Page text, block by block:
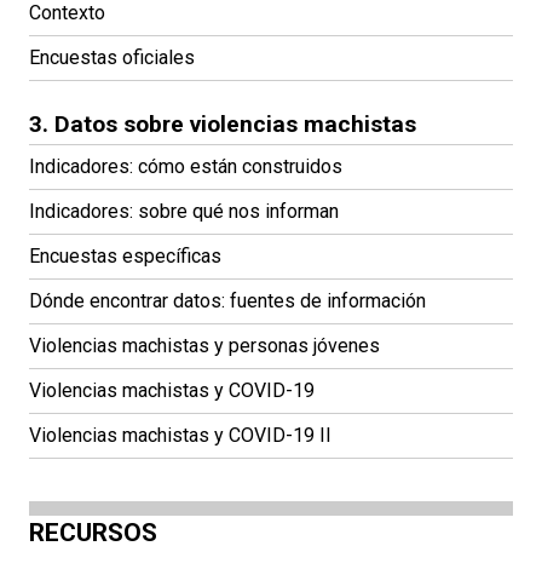
Contexto
Encuestas oficiales
3. Datos sobre violencias machistas
Indicadores: cómo están construidos
Indicadores: sobre qué nos informan
Encuestas específicas
Dónde encontrar datos: fuentes de información
Violencias machistas y personas jóvenes
Violencias machistas y COVID-19
Violencias machistas y COVID-19 II
RECURSOS